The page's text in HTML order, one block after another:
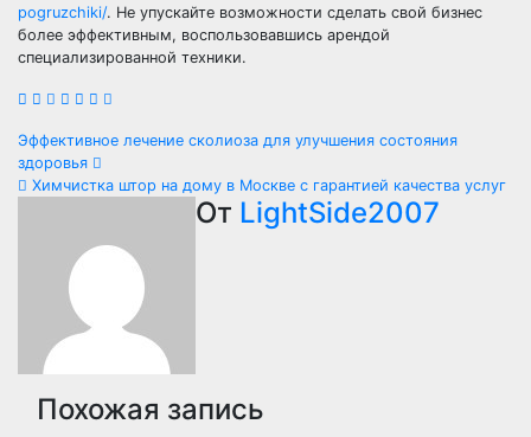
pogruzchiki/. Не упускайте возможности сделать свой бизнес
более эффективным, воспользовавшись арендой
специализированной техники.
Навигация
по
записям
Эффективное лечение сколиоза для улучшения состояния
здоровья
Химчистка штор на дому в Москве с гарантией качества услуг
От LightSide2007
Похожая запись